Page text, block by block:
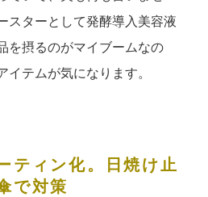
スターとして発酵導入美容液
を摂るのがマイブームなの
イテムが気になります。
ティン化。日焼け止
で対策